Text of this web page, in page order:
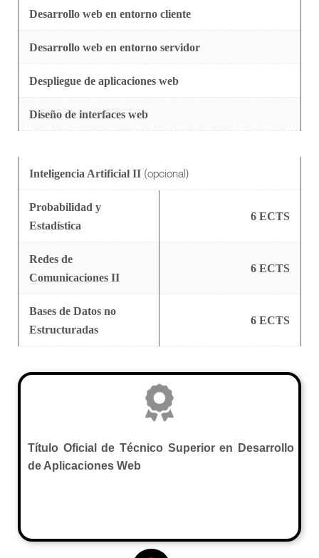
Desarrollo web en entorno cliente
Desarrollo web en entorno servidor
Despliegue de aplicaciones web
Diseño de interfaces web
Inteligencia Artificial II (opcional)
Probabilidad y
Estadística
6 ECTS
Redes de
Comunicaciones II
6 ECTS
Bases de Datos no
Estructuradas
6 ECTS
Título Oficial de Técnico Superior en Desarrollo
de Aplicaciones Web